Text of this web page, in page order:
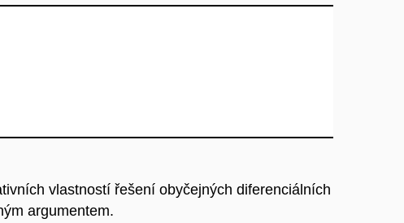
vlastností řešení obyčejných diferenciálních
argumentem.